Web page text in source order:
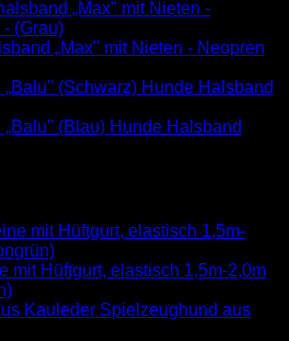
„Max" mit Nieten - Neopren
Hunde Halsband
Hunde Halsband
mit Hüftgurt, elastisch 1,5m-2,0m
Spielzeughund aus